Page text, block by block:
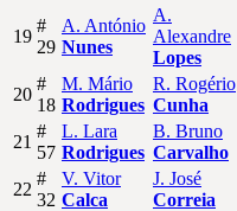
19
#
29
A. António
Nunes
A.
Alexandre
Lopes
20
#
18
M. Mário
Rodrigues
R. Rogério
Cunha
21
#
57
L. Lara
Rodrigues
B. Bruno
Carvalho
22
#
32
V. Vitor
Calca
J. José
Correia